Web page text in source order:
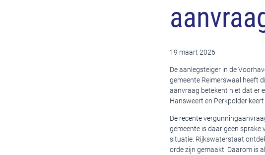
19 maart 2026
De aanlegsteiger in de
gemeente Reimerswaal heeft
aanvraag betekent niet dat er
Hansweert en Perkpolder keert
De recente
gemeente is daar geen
situatie. Rijkswaterstaat
orde zijn gemaakt. Daarom is